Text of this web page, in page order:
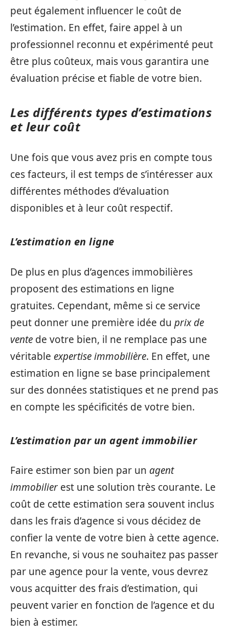
peut également influencer le coût de
l’estimation. En effet, faire appel à un
professionnel reconnu et expérimenté peut
être plus coûteux, mais vous garantira une
évaluation précise et fiable de votre bien.
Les différents types d’estimations
et leur coût
Une fois que vous avez pris en compte tous
ces facteurs, il est temps de s’intéresser aux
différentes méthodes d’évaluation
disponibles et à leur coût respectif.
L’estimation en ligne
De plus en plus d’agences immobilières
proposent des estimations en ligne
gratuites. Cependant, même si ce service
peut donner une première idée du prix de
vente de votre bien, il ne remplace pas une
véritable expertise immobilière. En effet, une
estimation en ligne se base principalement
sur des données statistiques et ne prend pas
en compte les spécificités de votre bien.
L’estimation par un agent immobilier
Faire estimer son bien par un agent
immobilier est une solution très courante. Le
coût de cette estimation sera souvent inclus
dans les frais d’agence si vous décidez de
confier la vente de votre bien à cette agence.
En revanche, si vous ne souhaitez pas passer
par une agence pour la vente, vous devrez
vous acquitter des frais d’estimation, qui
peuvent varier en fonction de l’agence et du
bien à estimer.